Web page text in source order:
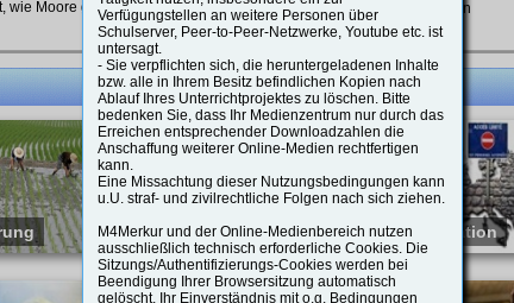
Verfügungstellen an weitere Personen über
Schulserver, Peer-to-Peer-Netzwerke, Youtube etc. ist
untersagt.
- Sie verpflichten sich, die heruntergeladenen Inhalte
bzw. alle in Ihrem Besitz befindlichen Kopien nach
Ablauf Ihres Unterrichtprojektes zu löschen. Bitte
bedenken Sie, dass Ihr Medienzentrum nur durch das
Erreichen entsprechender Downloadzahlen die
Anschaffung weiterer Online-Medien rechtfertigen
kann.
Eine Missachtung dieser Nutzungsbedingungen kann
u.U. straf- und zivilrechtliche Folgen nach sich ziehen.
M4Merkur und der Online-Medienbereich nutzen
ausschließlich technisch erforderliche Cookies. Die
Sitzungs/Authentifizierungs-Cookies werden bei
Beendigung Ihrer Browsersitzung automatisch
gelöscht. Ihr Einverständnis mit o.g. Bedingungen
Freigabe-Schülerlink
allen Medien-Datenblättern vorhanden.
Sie ihn in Ihre
neu ausrichten. Von
Kriegen bis zu
Der erweiterte
macht deutlich, wie
Risiken sind.
Abschreckung, Diplomatie
werden zentrale
Zeit gestellt.
- Hinweise zur
- Arbeitsblätter in
Lehrerfassung; -
Aufgaben
funktioniert, wo sie eingesetzt wird
und welche rechtlichen Grundlagen in
Deutschland und der EU gelten.
Anhand konkreter Beispiele aus
öffentlicher und privater Praxis zeigt
der Film, welche Chancen moderne
Kamerasysteme bieten, aber auch
welche Risiken entstehen können,
wenn Datenschutz und
Persönlichkeitsrechte aus dem Blick
geraten. Im Spannungsfeld zwischen
technologischem Fortschritt,
Sicherheit und individueller Freiheit
regt der Film dazu an, kritisch über
den verantwortungsvollen Einsatz von
Überwachungstechnologien in einer
digitalen Gesellschaft nachzudenken.
Zusatzmaterial: - 57 Seiten BGM - 20
Fremdsprachen
Bild: FWU
Immigration
Bild: FWU